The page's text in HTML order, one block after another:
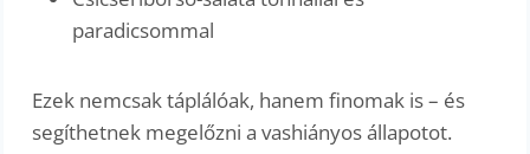
paradicsommal
Ezek nemcsak táplálóak, hanem finomak is – és
segíthetnek megelőzni a vashiányos állapotot.